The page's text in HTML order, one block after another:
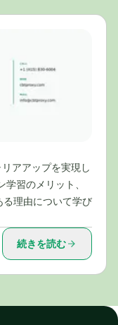
アアップを実現し
習のメリット、
る理由について学び
続きを読む